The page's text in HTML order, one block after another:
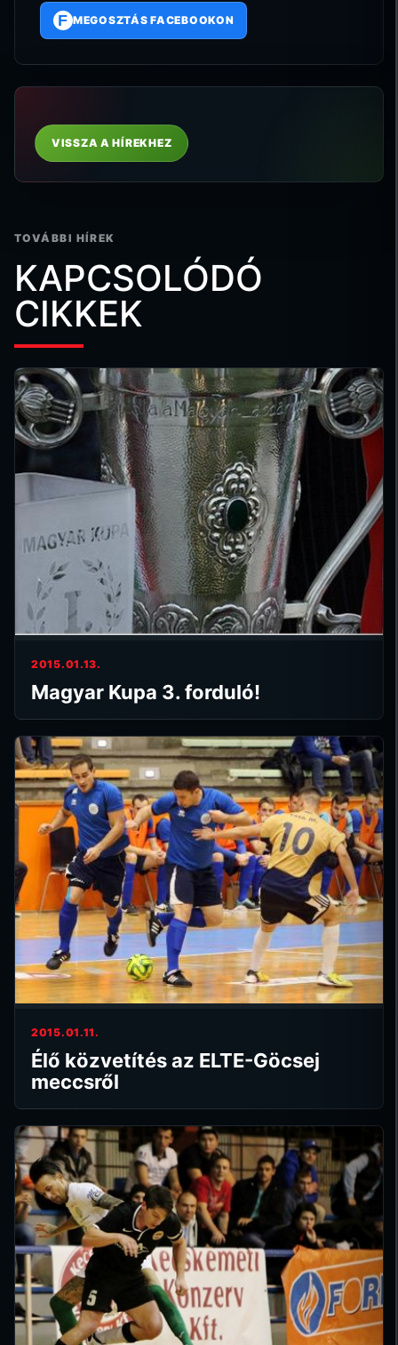
F MEGOSZTÁS FACEBOOKON
VISSZA A HÍREKHEZ
TOVÁBBI HÍREK
KAPCSOLÓDÓ
CIKKEK
2015.01.13.
Magyar Kupa 3. forduló!
2015.01.11.
Élő közvetítés az ELTE-Göcsej
meccsről